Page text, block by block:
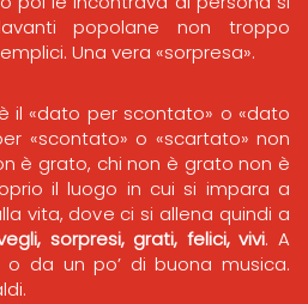
popolane non troppo
Una vera «sorpresa».
il «dato per scontato» o «dato
«scontato» o «scartato» non
è grato, chi non è grato non è
il luogo in cui si impara a
vita, dove ci si allena quindi a
sorpresi, grati, felici, vivi. A
o da un po’ di buona musica.